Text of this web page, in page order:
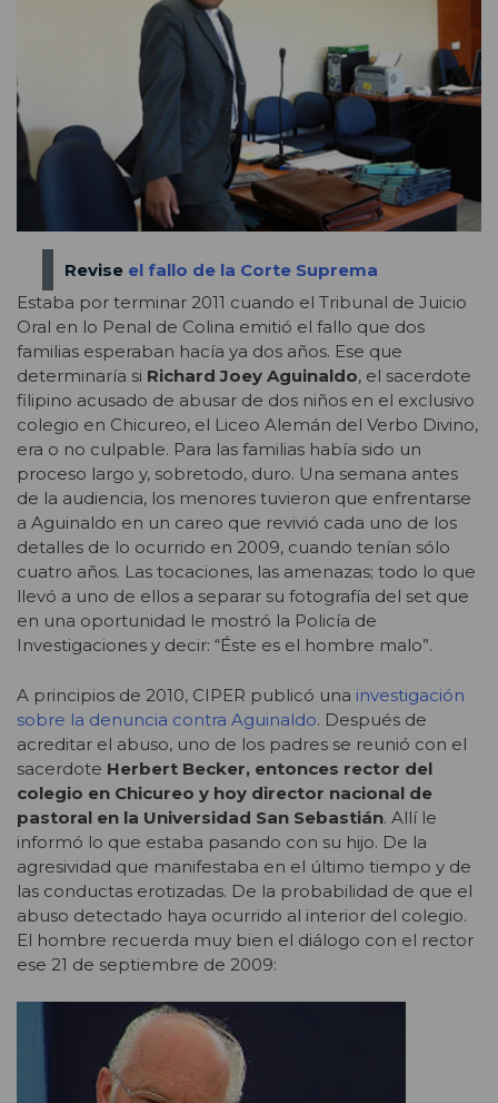
Revise el fallo de la Corte Suprema
Estaba por terminar 2011 cuando el Tribunal de Juicio
Oral en lo Penal de Colina emitió el fallo que dos
familias esperaban hacía ya dos años. Ese que
determinaría si Richard Joey Aguinaldo, el sacerdote
filipino acusado de abusar de dos niños en el exclusivo
colegio en Chicureo, el Liceo Alemán del Verbo Divino,
era o no culpable. Para las familias había sido un
proceso largo y, sobretodo, duro. Una semana antes
de la audiencia, los menores tuvieron que enfrentarse
a Aguinaldo en un careo que revivió cada uno de los
detalles de lo ocurrido en 2009, cuando tenían sólo
cuatro años. Las tocaciones, las amenazas; todo lo que
llevó a uno de ellos a separar su fotografía del set que
en una oportunidad le mostró la Policía de
Investigaciones y decir: “Éste es el hombre malo”.
A principios de 2010, CIPER publicó una investigación
sobre la denuncia contra Aguinaldo. Después de
acreditar el abuso, uno de los padres se reunió con el
sacerdote Herbert Becker, entonces rector del
colegio en Chicureo y hoy director nacional de
pastoral en la Universidad San Sebastián. Allí le
informó lo que estaba pasando con su hijo. De la
agresividad que manifestaba en el último tiempo y de
las conductas erotizadas. De la probabilidad de que el
abuso detectado haya ocurrido al interior del colegio.
El hombre recuerda muy bien el diálogo con el rector
ese 21 de septiembre de 2009: